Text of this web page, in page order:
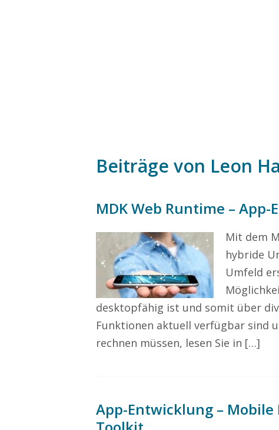
Beiträge von Leon
MDK Web Runtime –
Mit dem
hybride
Umfeld
desktopfähig ist und somit über
Funktionen aktuell verfügbar sind
rechnen müssen, lesen Sie in […]
App-Entwicklung –